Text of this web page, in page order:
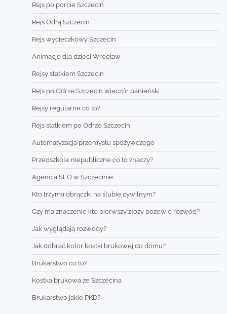
Rejs po porcie Szczecin
Rejs Odrą Szczecin
Rejs wycieczkowy Szczecin
Animacje dla dzieci Wrocław
Rejsy statkiem Szczecin
Rejs po Odrze Szczecin wieczór panieński
Rejsy regularne co to?
Rejs statkiem po Odrze Szczecin
Automatyzacja przemysłu spożywczego
Przedszkole niepubliczne co to znaczy?
Agencja SEO w Szczecinie
Kto trzyma obrączki na ślubie cywilnym?
Czy ma znaczenie kto pierwszy złoży pozew o rozwód?
Jak wyglądają rozwody?
Jak dobrać kolor kostki brukowej do domu?
Brukarstwo co to?
Kostka brukowa ze Szczecina
Brukarstwo jakie PKD?